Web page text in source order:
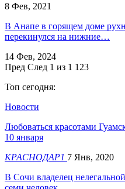
8 Фев, 2021
В Анапе в горящем доме
перекинулся на нижние…
14 Фев, 2024
Пред След 1 из 1 123
Топ сегодня:
Новости
Любоваться красотами
10 января
КРАСНОДАР1 7 Янв, 2020
В Сочи владелец